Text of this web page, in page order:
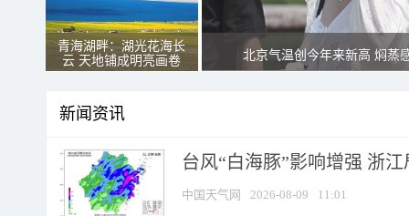
青海湖畔：湖光花海长
云 天地铺成明亮画卷
北京气温创今年来新高 焖蒸
新闻资讯
台风“白海豚”影响增强 浙
中国天气网 2026-08-09 11:01